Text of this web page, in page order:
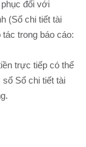
đối với
(Sổ chi tiết tài
trong báo cáo:
trực tiếp có thể
sổ Sổ chi tiết tài